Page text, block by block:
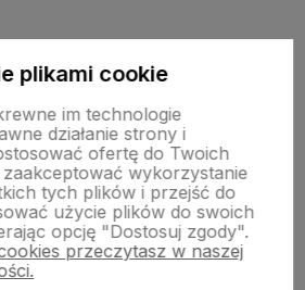
plikami cookie
im technologie
działanie strony i
ofertę do Twoich
wykorzystanie
tych plików i przejść do
użycie plików do swoich
opcję "Dostosuj zgody".
przeczytasz w naszej